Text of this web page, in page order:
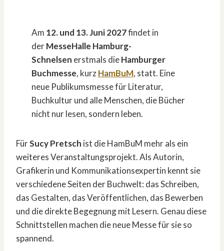
Am 12. und 13. Juni 2027findet in
derMesseHalle Hamburg-
Schnelsen erstmals dieHamburger
Buchmesse, kurzHamBuM, statt. Eine
neue Publikumsmesse für Literatur,
Buchkultur und alle Menschen, die Bücher
nicht nur lesen, sondern leben.
FürSucy Pretsch ist die HamBuM mehr als ein
weiteres Veranstaltungsprojekt. Als Autorin,
Grafikerin und Kommunikationsexpertin kennt sie
verschiedene Seiten der Buchwelt: das Schreiben,
das Gestalten, das Veröffentlichen, das Bewerben
und die direkte Begegnung mit Lesern. Genau diese
Schnittstellen machen die neue Messe für sie so
spannend.